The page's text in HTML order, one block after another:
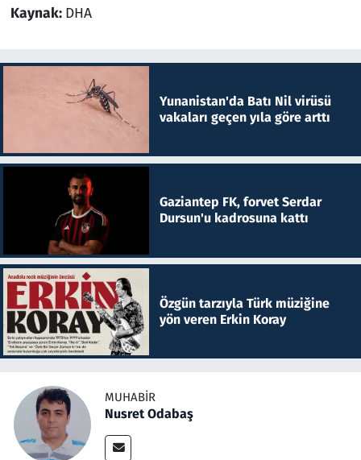
Kaynak: DHA
Yunanistan'da Batı Nil virüsü
vakaları geçen yıla göre arttı
Gaziantep FK, forvet Serdar
Dursun'u kadrosuna kattı
Özgün tarzıyla Türk müziğine
yön veren Erkin Koray
MUHABIR
Nusret Odabaş